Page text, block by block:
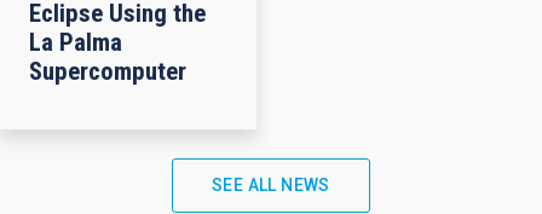
Eclipse Using the
La Palma
Supercomputer
SEE ALL NEWS